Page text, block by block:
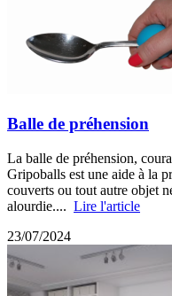
Balle de préhension
La balle de préhension,
Gripoballs est une aide à la
couverts ou tout autre objet
alourdie.... Lire l'article
23/07/2024